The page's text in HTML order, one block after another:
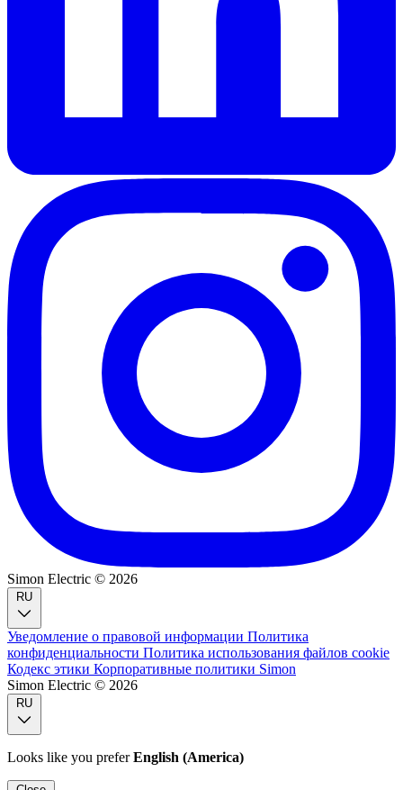
Simon Electric © 2026
Уведомление о правовой информации Политика
конфиденциальности Политика использования файлов cookie
Кодекс этики Корпоративные политики Simon
Simon Electric © 2026
Looks like you preferEnglish (America)